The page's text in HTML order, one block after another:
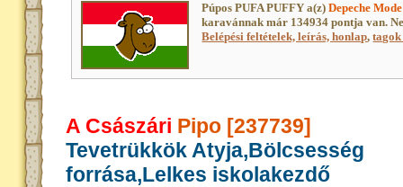
Púpos PUFA PUFFY a(z)Depeche
karavánnak már 134934 pontja van.
Belépési feltételek, leírás, honlap,
A Császári Pipo [237739]
Tevetrükkök Atyja,Bölcsesség
forrása,Lelkes iskolakezdő